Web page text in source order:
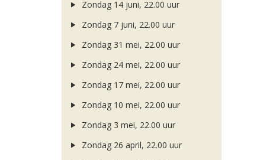
Zondag 14 juni, 22.00 uur
Zondag 7 juni, 22.00 uur
Zondag 31 mei, 22.00 uur
Zondag 24 mei, 22.00 uur
Zondag 17 mei, 22.00 uur
Zondag 10 mei, 22.00 uur
Zondag 3 mei, 22.00 uur
Zondag 26 april, 22.00 uur